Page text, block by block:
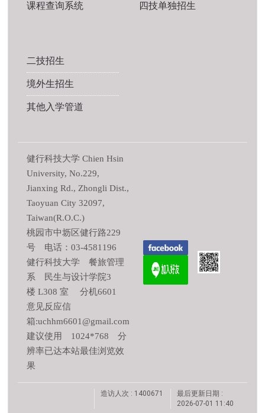
课程查询系统 四技单独招生
二技招生
境外生招生
其他入学管道
健行科技大学 Chien Hsin
University, No.229,
Jianxing Rd., Zhongli Dist.,
Taoyuan City 32097,
Taiwan(R.O.C.)
桃园市中坜区健行路229
号 电话：03-4581196
健行科技大学 餐旅管理
系 民生与设计学院3
楼 L308 室 分机6601
意见反应信
箱:uchhm6601@gmail.com
建议使用 1024*768 分
辨率已达本站最佳浏览效
果
造访人次 : 1400671
最后更新日期 :
2026-07-01 11:40